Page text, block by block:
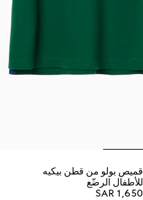
قميص بولو من قطن بيكيه
للأطفال الرضّع
SAR 1,650